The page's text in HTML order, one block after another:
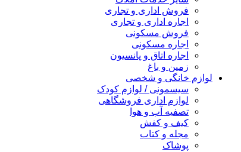
فروش اداری و تجاری
اجاره اداری و تجاری
فروش مسکونی
اجاره مسکونی
اجاره اتاق و پانسیون
زمین و باغ
لوازم خانگی و شخصی
سیسمونی / لوازم کودک
لوازم اداری فروشگاهی
تصفیه آب و هوا
کیف و کفش
مجله و کتاب
پوشاک